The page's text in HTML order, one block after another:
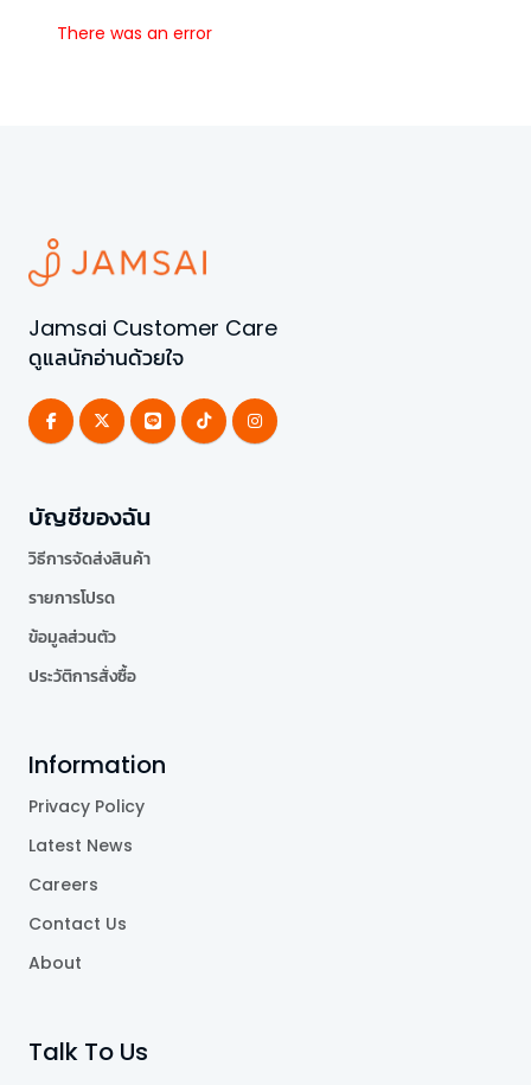
There was an error
Jamsai Customer Care
ดูแลนักอ่านด้วยใจ
บัญชีของฉัน
วิธีการจัดส่งสินค้า
รายการโปรด
ข้อมูลส่วนตัว
ประวัติการสั่งซื้อ
Information
Privacy Policy
Latest News
Careers
Contact Us
About
Talk To Us